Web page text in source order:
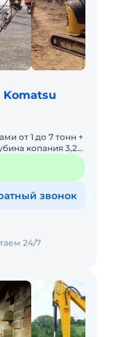
Komatsu
от 1 до 7 тонн +
копания 3,2
см,
звонок
24/7